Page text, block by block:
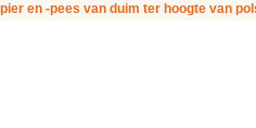
en -pees van duim ter hoogte van